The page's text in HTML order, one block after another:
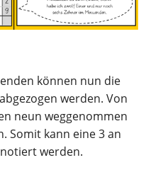
können nun die
werden. Von
neun weggenommen
Somit kann eine 3 an
werden.